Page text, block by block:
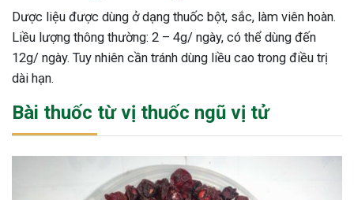
Dược liệu được dùng ở dạng thuốc bột, sắc, làm viên hoàn.
Liều lượng thông thường: 2 – 4g/ ngày, có thể dùng đến
12g/ ngày. Tuy nhiên cần tránh dùng liều cao trong điều trị
dài hạn.
Bài thuốc từ vị thuốc ngũ vị tử